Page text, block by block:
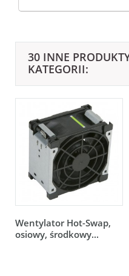
30 INNE
KATEGORII:
Wentylator Hot-Swap,
osiowy, środkowy...